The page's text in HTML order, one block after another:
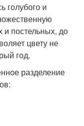
голубого и
и постельных, до
цвету не
год.
разделение